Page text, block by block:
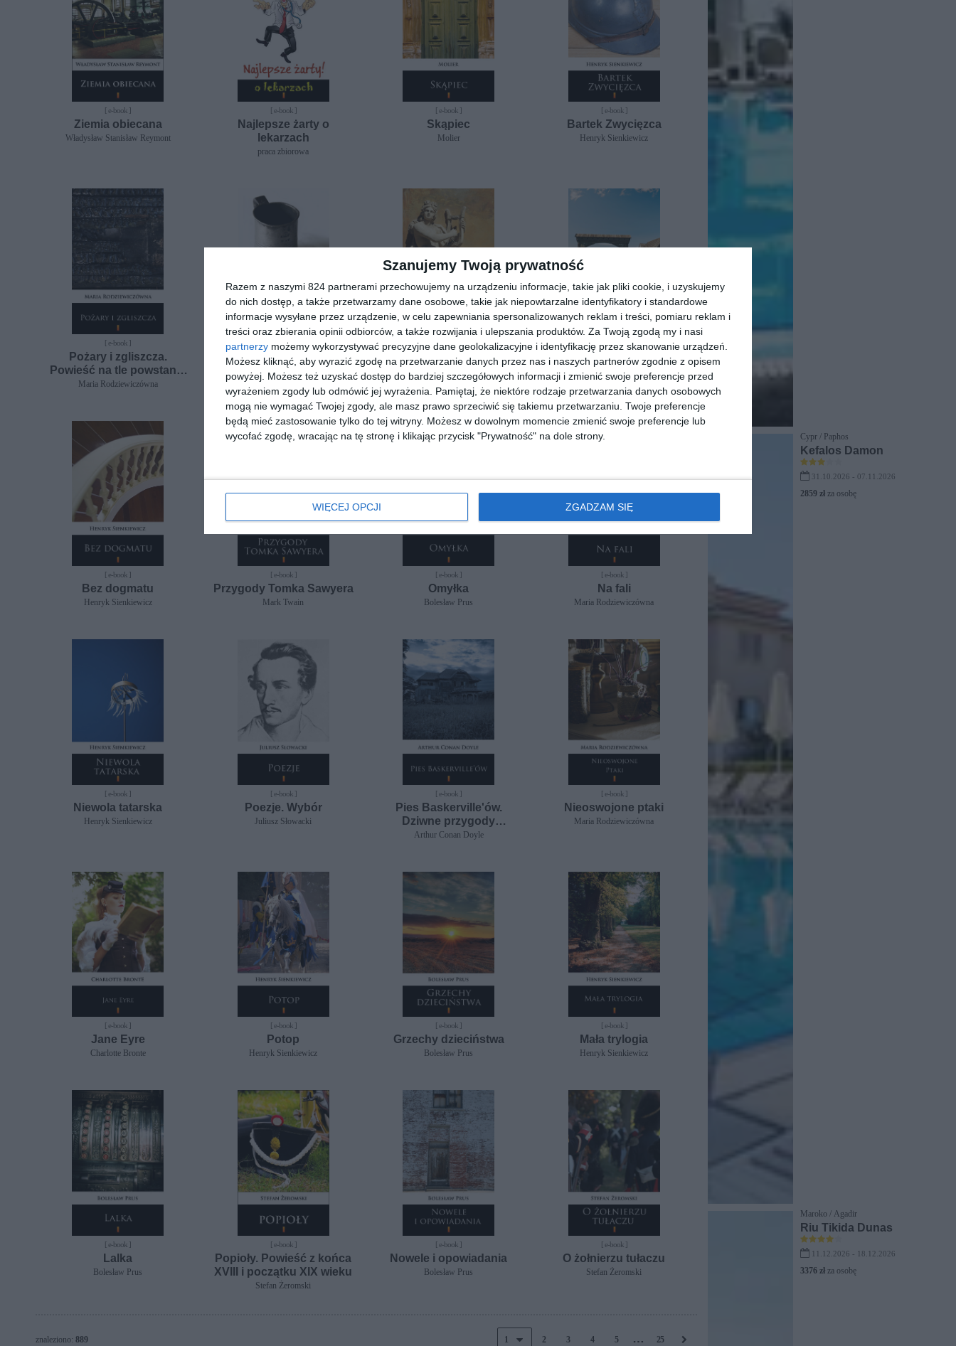
Szanujemy Twoją prywatność
Razem z naszymi 824 partnerami przechowujemy na urządzeniu informacje, takie jak pliki cookie, i uzyskujemy
do nich dostęp, a także przetwarzamy dane osobowe, takie jak niepowtarzalne identyfikatory i standardowe
informacje wysyłane przez urządzenie, w celu zapewniania spersonalizowanych reklam i treści, pomiaru reklam i
treści oraz zbierania opinii odbiorców, a także rozwijania i ulepszania produktów. Za Twoją zgodą my i nasi
partnerzy możemy wykorzystywać precyzyjne dane geolokalizacyjne i identyfikację przez skanowanie urządzeń.
Możesz kliknąć, aby wyrazić zgodę na przetwarzanie danych przez nas i naszych partnerów zgodnie z opisem
powyżej. Możesz też uzyskać dostęp do bardziej szczegółowych informacji i zmienić swoje preferencje przed
wyrażeniem zgody lub odmówić jej wyrażenia.
Pamiętaj, że niektóre rodzaje przetwarzania danych osobowych
mogą nie wymagać Twojej zgody, ale masz prawo sprzeciwić się takiemu przetwarzaniu. Twoje preferencje
będą mieć zastosowanie tylko do tej witryny. Możesz w dowolnym momencie zmienić swoje preferencje lub
wycofać zgodę, wracając na tę stronę i klikając przycisk "Prywatność" na dole strony.
WIĘCEJ OPCJI ZGADZAM SIĘ
[ e-book ]
Ziemia obiecana
Władysław Stanisław Reymont
[ e-book ]
Najlepsze żarty o
lekarzach
praca zbiorowa
[ e-book ]
Skąpiec
Molier
[ e-book ]
Bartek Zwycięzca
Henryk Sienkiewicz
[ e-book ]
Pożary i zgliszcza.
Powieść na tle powstania
styczniowego
Maria Rodziewiczówna
[ e-book ]
Szkice węglem
Henryk Sienkiewicz
[ e-book ]
Echa muzyczne Chłopi
Władysław Stanisław Reymont
[ e-book ]
Bez dogmatu
Henryk Sienkiewicz
[ e-book ]
Przygody Tomka Sawyera
Mark Twain
[ e-book ]
Omyłka
Bolesław Prus
[ e-book ]
Na fali
Maria Rodziewiczówna
[ e-book ]
Niewola tatarska
Henryk Sienkiewicz
[ e-book ]
Poezje. Wybór
Juliusz Słowacki
[ e-book ]
Pies Baskerville'ów.
Dziwne przygody
Sherlocka Holmesa
Arthur Conan Doyle
[ e-book ]
Nieoswojone ptaki
Maria Rodziewiczówna
[ e-book ]
Jane Eyre
Charlotte Bronte
[ e-book ]
Potop
Henryk Sienkiewicz
[ e-book ]
Grzechy dzieciństwa
Bolesław Prus
[ e-book ]
Mała trylogia
Henryk Sienkiewicz
[ e-book ]
Lalka
Bolesław Prus
[ e-book ]
Popioły. Powieść z końca
XVIII i początku XIX wieku
Stefan Żeromski
[ e-book ]
Nowele i opowiadania
Bolesław Prus
[ e-book ]
O żołnierzu tułaczu
Stefan Żeromski
znaleziono: 889 2 3 4 5 … 25
Cypr / Paphos
Kefalos Damon
31.10.2026 - 07.11.2026
2859 zł za osobę
Maroko / Agadir
Riu Tikida Dunas
11.12.2026 - 18.12.2026
3376 zł za osobę